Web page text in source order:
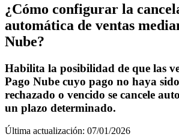
¿Cómo configurar la
automática de ventas
Nube?
Habilita la posibilidad de que las
Pago Nube cuyo pago no haya
rechazado o vencido se cancele
un plazo determinado.
Última actualización: 07/01/2026